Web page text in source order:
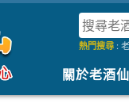
熱門搜尋 :
關於老酒仙